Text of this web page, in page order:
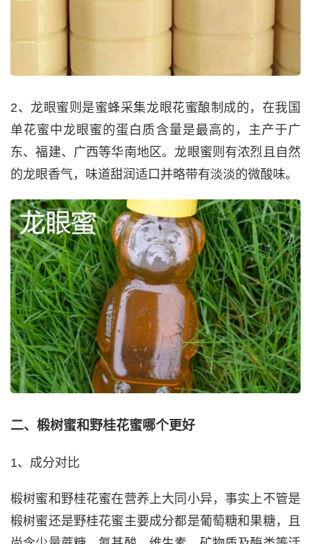
2、龙眼蜜则是蜜蜂采集龙眼花蜜酿制成的，在我国
单花蜜中龙眼蜜的蛋白质含量是最高的，主产于广
东、福建、广西等华南地区。龙眼蜜则有浓烈且自然
的龙眼香气，味道甜润适口并略带有淡淡的微酸味。
二、椴树蜜和野桂花蜜哪个更好
1、成分对比
椴树蜜和野桂花蜜在营养上大同小异，事实上不管是
椴树蜜还是野桂花蜜主要成分都是葡萄糖和果糖，且